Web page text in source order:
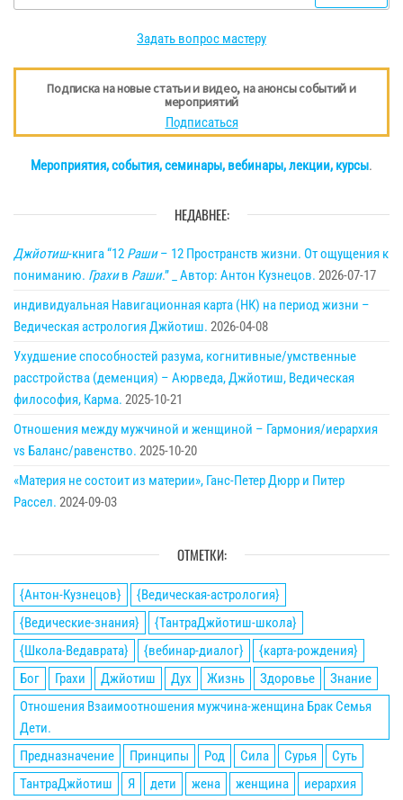
Задать вопрос мастеру
Подписка на новые статьи и видео, на анонсы событий и
мероприятий
Подписаться
Мероприятия, события, семинары, вебинары, лекции, курсы.
НЕДАВНЕЕ:
Джйотиш-книга “12 Раши– 12 Пространств жизни. От ощущения к
пониманию. Грахив Раши.” _ Автор: Антон Кузнецов. 2026-07-17
индивидуальная Навигационная карта (НК) на период жизни –
Ведическая астрология Джйотиш. 2026-04-08
Ухудшение способностей разума, когнитивные/умственные
расстройства (деменция) – Аюрведа, Джйотиш, Ведическая
философия, Карма. 2025-10-21
Отношения между мужчиной и женщиной – Гармония/иерархия
vs Баланс/равенство. 2025-10-20
«Материя не состоит из материи», Ганс-Петер Дюрр и Питер
Рассел. 2024-09-03
ОТМЕТКИ:
{Антон-Кузнецов}
{Ведическая-астрология}
{Ведические-знания}
{ТантраДжйотиш-школа}
{Школа-Ведаврата}
{вебинар-диалог}
{карта-рождения}
Бог
Грахи Джйотиш Дух Жизнь Здоровье
Знание
Отношения Взаимоотношения мужчина-женщина Брак Семья
Дети.
Предназначение
Принципы Род Сила Сурья
Суть
ТантраДжйотиш
Я дети жена женщина
иерархия